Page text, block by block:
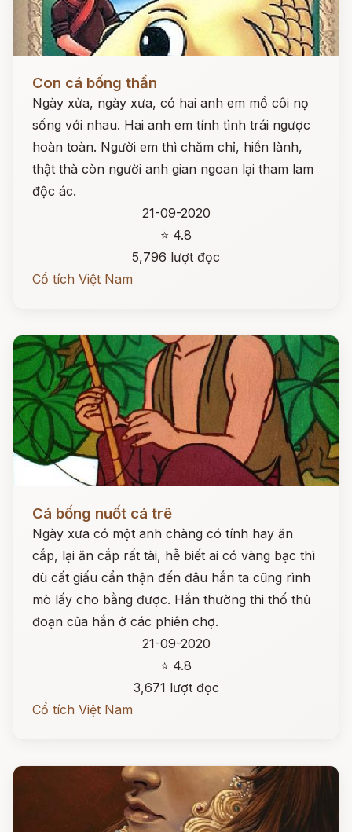
Con cá bống thần
Ngày xửa, ngày xưa, có hai anh em mồ côi nọ
sống với nhau. Hai anh em tính tình trái ngược
hoàn toàn. Người em thì chăm chỉ, hiền lành,
thật thà còn người anh gian ngoan lại tham lam
độc ác.
21-09-2020
⭐ 4.8
5,796 lượt đọc
Cổ tích Việt Nam
Đọc ngay
Cá bống nuốt cá trê
Ngày xưa có một anh chàng có tính hay ăn
cắp, lại ăn cắp rất tài, hễ biết ai có vàng bạc thì
dù cất giấu cẩn thận đến đâu hắn ta cũng rình
mò lấy cho bằng được. Hắn thường thi thố thủ
đoạn của hắn ở các phiên chợ.
21-09-2020
⭐ 4.8
3,671 lượt đọc
Cổ tích Việt Nam